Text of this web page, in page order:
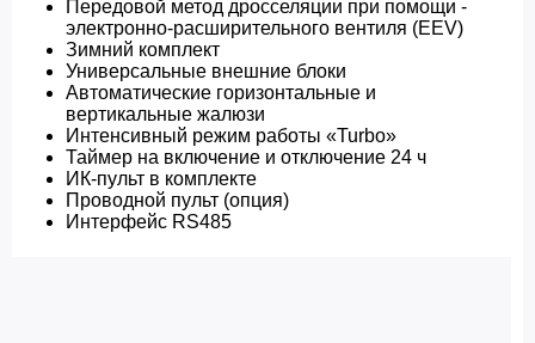
Передовой метод дросселяции при помощи -
электронно-расширительного вентиля (EEV)
Зимний комплект
Универсальные внешние блоки
Автоматические горизонтальные и
вертикальные жалюзи
Интенсивный режим работы «Turbo»
Таймер на включение и отключение 24 ч
ИК-пульт в комплекте
Проводной пульт (опция)
Интерфейс RS485